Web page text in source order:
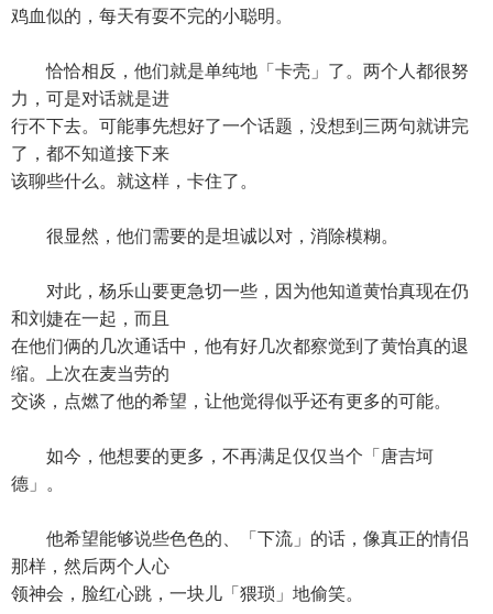
鸡血似的，每天有耍不完的小聪明。
恰恰相反，他们就是单纯地「卡壳」了。两个人都很努
力，可是对话就是进
行不下去。可能事先想好了一个话题，没想到三两句就讲完
了，都不知道接下来
该聊些什么。就这样，卡住了。
很显然，他们需要的是坦诚以对，消除模糊。
对此，杨乐山要更急切一些，因为他知道黄怡真现在仍
和刘婕在一起，而且
在他们俩的几次通话中，他有好几次都察觉到了黄怡真的退
缩。上次在麦当劳的
交谈，点燃了他的希望，让他觉得似乎还有更多的可能。
如今，他想要的更多，不再满足仅仅当个「唐吉坷
德」。
他希望能够说些色色的、「下流」的话，像真正的情侣
那样，然后两个人心
领神会，脸红心跳，一块儿「猥琐」地偷笑。